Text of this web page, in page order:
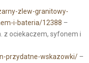
zlew-granitowy-
i-bateria/12388 –
z ociekaczem, syfonem i
przydatne-wskazowki/–